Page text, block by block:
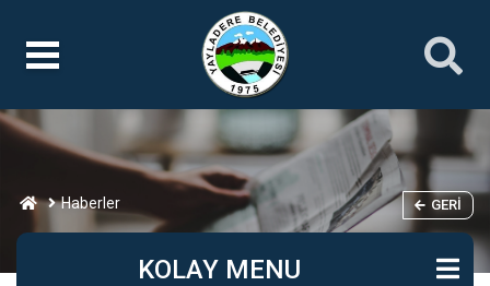
Haberler GERI
KOLAY MENU